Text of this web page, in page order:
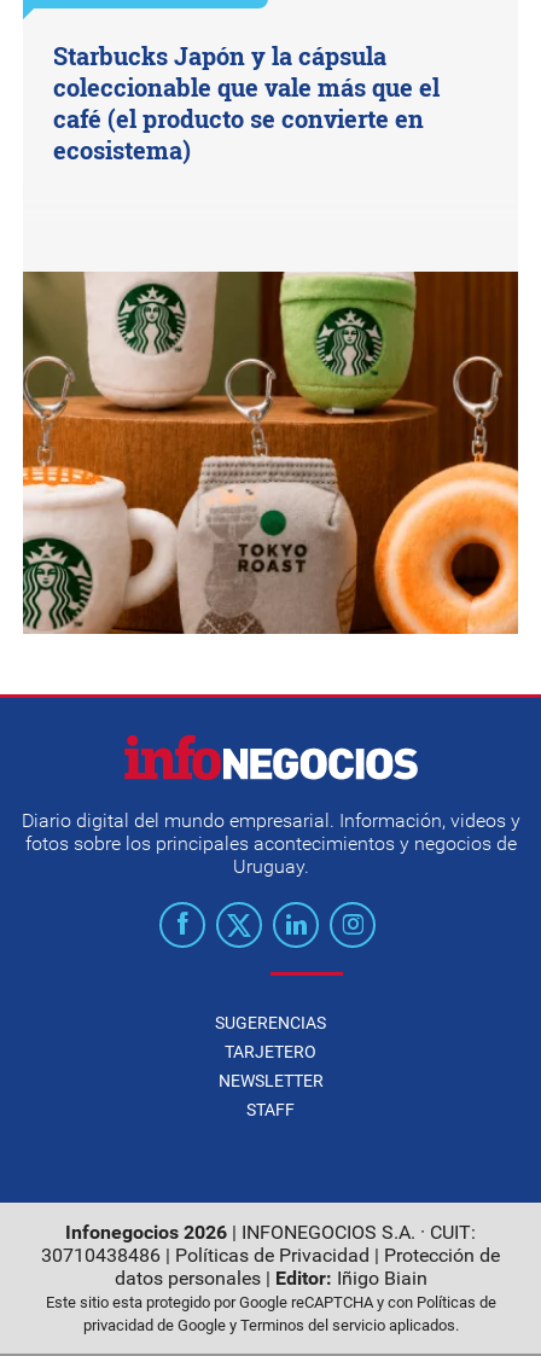
Starbucks Japón y la cápsula
coleccionable que vale más que el
café (el producto se convierte en
ecosistema)
Diario digital del mundo empresarial. Información, videos y
fotos sobre los principales acontecimientos y negocios de
Uruguay.
SUGERENCIAS
TARJETERO
NEWSLETTER
STAFF
Infonegocios 2026 | INFONEGOCIOS S.A. · CUIT:
30710438486 | Políticas de Privacidad | Protección de
datos personales| Editor: Iñigo Biain
Este sitio esta protegido por Google reCAPTCHA y con Políticas de
privacidad de Googley Terminos del servicioaplicados.